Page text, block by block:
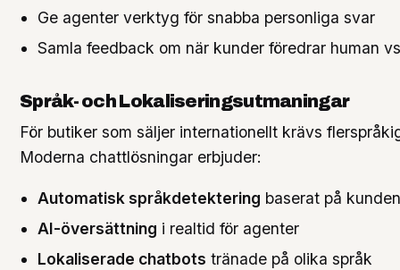
Ge agenter verktyg för snabba personliga svar
Samla feedback om när kunder föredrar human
Språk- och Lokaliseringsutmaningar
För butiker som säljer internationellt krävs
Moderna chattlösningar erbjuder:
Automatisk språkdetektering baserat på
AI-översättning i realtid för agenter
Lokaliserade chatbots tränade på olika språk